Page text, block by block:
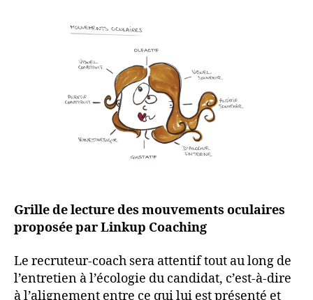
Grille de lecture des mouvements oculaires
proposée par Linkup Coaching
Le recruteur-coach sera attentif tout au long de
l’entretien à l’écologie du candidat, c’est-à-dire
à l’alignement entre ce qui lui est présenté et